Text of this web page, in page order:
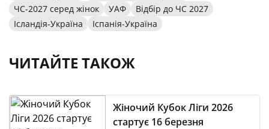
ЧС-2027 серед жінок
УАФ
Відбір до ЧС 2027
Ісландія-Україна
Іспанія-Україна
ЧИТАЙТЕ ТАКОЖ
Жіночий Кубок Ліги 2026
стартує 16 березня